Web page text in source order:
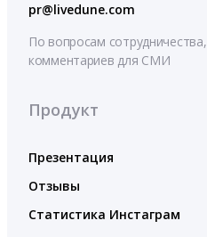
pr@livedune.com
По вопросам сотрудничества,
комментариев для СМИ
Продукт
Презентация
Отзывы
Статистика Инстаграм